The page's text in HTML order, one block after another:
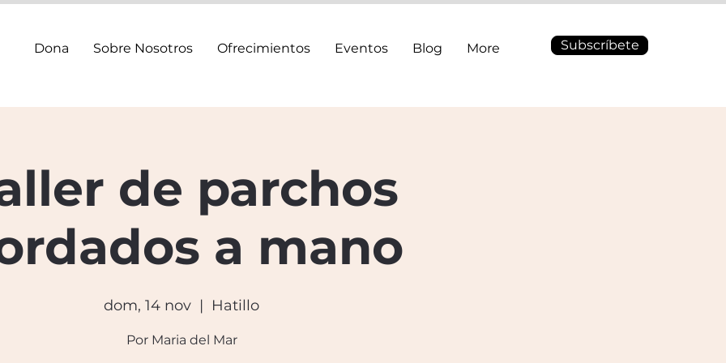
Dona Sobre Nosotros Ofrecimientos Eventos Blog More Subscríbete
de parchos
a mano
dom, 14 nov
  |
Hatillo
Por Maria del Mar